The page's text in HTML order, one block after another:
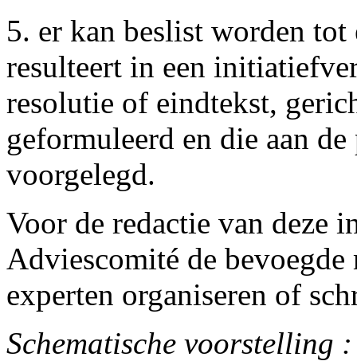
5. er kan beslist worden
resulteert in een
resolutie of eindtekst,
geformuleerd en die aan
voorgelegd.
Voor de redactie van deze
Adviescomité de
experten organiseren of
Schematische voorstelling :